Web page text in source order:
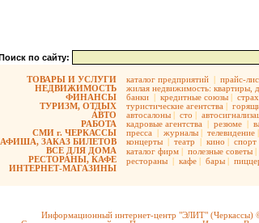
по сайту:
ТОВАРЫ И УСЛУГИ
НЕДВИЖИМОСТЬ
ФИНАНСЫ
ТУРИЗМ, ОТДЫХ
АВТО
РАБОТА
СМИ г. ЧЕРКАССЫ
АФИША, ЗАКАЗ БИЛЕТОВ
ВСЕ ДЛЯ ДОМА
РЕСТОРАНЫ, КАФЕ
ИНТЕРНЕТ-МАГАЗИНЫ
каталог предприятий | прайс-
жилая недвижимость: квартиры,
банки | кредитные союзы |
туристические агентства |
автосалоны | сто |
кадровые агентства | резюме |
пресса | журналы | телевидение |
концерты | театр | кино | спорт
каталог фирм | полезные советы |
рестораны | кафе | бары |
Информационный интернет-центр "ЭЛИТ" (Черкассы)